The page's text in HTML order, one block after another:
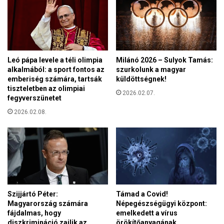
ö
t
t
e
e
t
t
e
m
K
i
r
á
l
y
N
ó
a
,
F
I
C
S
A
K
Leó pápa levele a téli olimpia
alkalmából: a sport fontos az
emberiség számára, tartsák
tiszteletben az olimpiai
fegyverszünetet
2026.02.08.
Milánó 2026 – Sulyok Tamás:
szurkolunk a magyar
küldöttségnek!
2026.02.07.
Szijjártó Péter:
Magyarország számára
fájdalmas, hogy
diszkrimináció zajlik az
Támad a Covid!
Népegészségügyi központ:
emelkedett a vírus
örökítőanyagának